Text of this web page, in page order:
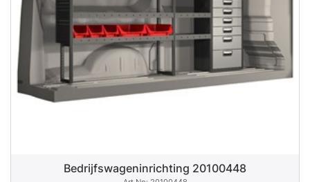
Bedrijfswageninrichting 20100448